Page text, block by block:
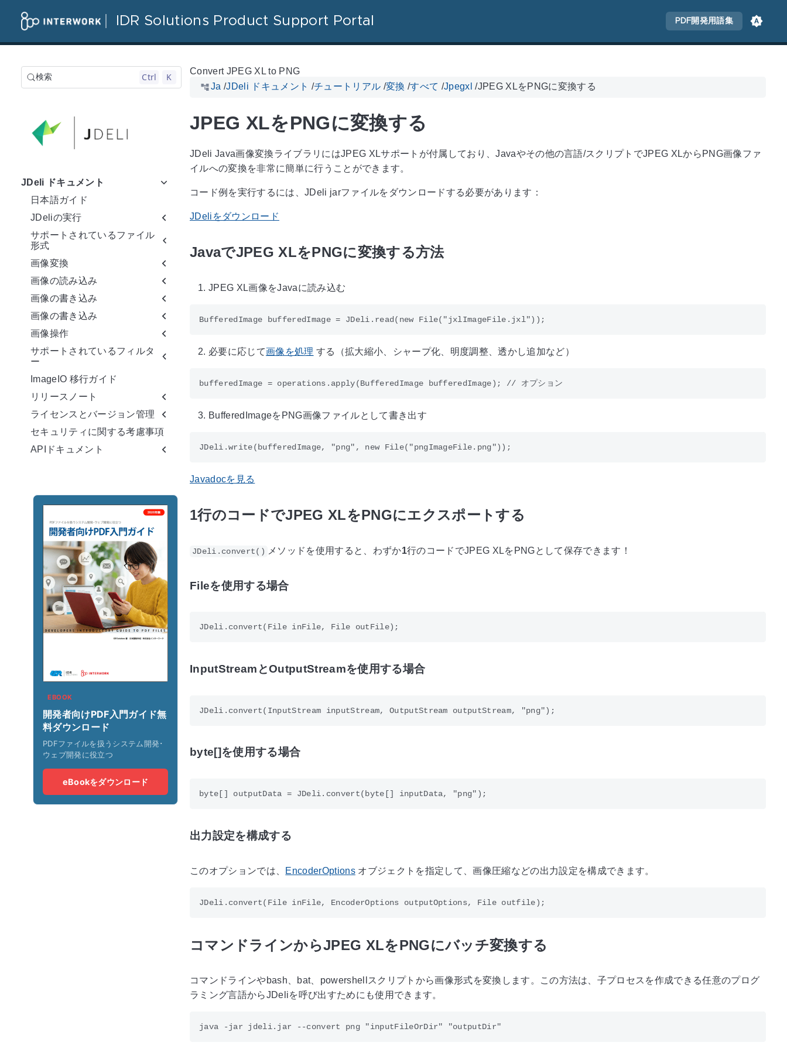
IDR Solutions Product Support Portal PDF開発用語集
検索 Ctrl K
JDeli ドキュメント
日本語ガイド
JDeliの実行
サポートされているファイル
形式
画像変換
画像の読み込み
画像の書き込み
画像の書き込み
画像操作
サポートされているフィルタ
ー
ImageIO 移行ガイド
リリースノート
ライセンスとバージョン管理
セキュリティに関する考慮事項
APIドキュメント
EBOOK
開発者向けPDF入門ガイド無
料ダウンロード
PDFファイルを扱うシステム開発･
ウェブ開発に役立つ
eBookをダウンロード
Convert JPEG XL to PNG
Ja /JDeli ドキュメント /チュートリアル /変換 /すべて /Jpegxl /JPEG XLをPNGに変換する
JPEG XLをPNGに変換する
JDeli Java画像変換ライブラリにはJPEG XLサポートが付属しており、Javaやその他の言語/スクリプトでJPEG XLからPNG画像ファ
イルへの変換を非常に簡単に行うことができます。
コード例を実行するには、JDeli jarファイルをダウンロードする必要があります：
JDeliをダウンロード
JavaでJPEG XLをPNGに変換する方法
JPEG XL画像をJavaに読み込む
必要に応じて画像を処理 する（拡大縮小、シャープ化、明度調整、透かし追加など）
BufferedImageをPNG画像ファイルとして書き出す
Javadocを見る
1行のコードでJPEG XLをPNGにエクスポートする
JDeli.convert() メソッドを使用すると、わずか1行のコードでJPEG XLをPNGとして保存できます！
Fileを使用する場合
InputStreamとOutputStreamを使用する場合
byte[]を使用する場合
出力設定を構成する
このオプションでは、 EncoderOptionsオブジェクトを指定して、画像圧縮などの出力設定を構成できます。
コマンドラインからJPEG XLをPNGにバッチ変換する
コマンドラインやbash、bat、powershellスクリプトから画像形式を変換します。この方法は、子プロセスを作成できる任意のプログ
ラミング言語からJDeliを呼び出すためにも使用できます。